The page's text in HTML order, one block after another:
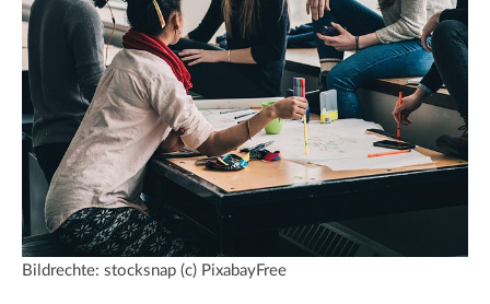
Bildrechte: stocksnap (c) PixabayFree